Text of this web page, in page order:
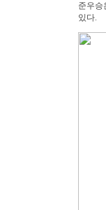
준우승
있다.